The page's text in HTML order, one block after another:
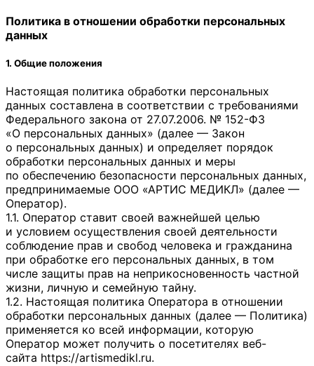
Политика в отношении обработки персональных
данных
1. Общие положения
Настоящая политика обработки персональных
данных составлена в соответствии с требованиями
Федерального закона от 27.07.2006. № 152-ФЗ
«О персональных данных» (далее — Закон
о персональных данных) и определяет порядок
обработки персональных данных и меры
по обеспечению безопасности персональных данных,
предпринимаемые ООО «АРТИС МЕДИКЛ» (далее —
Оператор).
1.1. Оператор ставит своей важнейшей целью
и условием осуществления своей деятельности
соблюдение прав и свобод человека и гражданина
при обработке его персональных данных, в том
числе защиты прав на неприкосновенность частной
жизни, личную и семейную тайну.
1.2. Настоящая политика Оператора в отношении
обработки персональных данных (далее — Политика)
применяется ко всей информации, которую
Оператор может получить о посетителях веб-
сайта https://artismedikl.ru.